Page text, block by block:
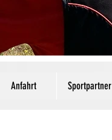
Anfahrt Sportpartner